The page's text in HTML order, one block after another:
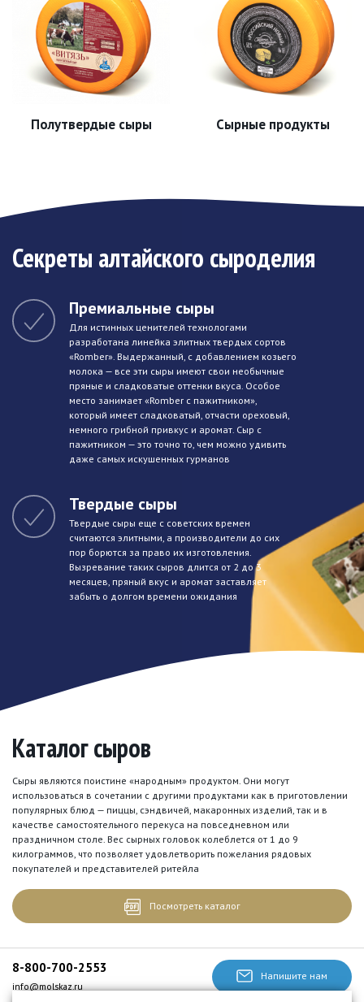
Полутвердые сыры Сырные продукты
Секреты алтайского сыроделия
Премиальные сыры
Для истинных ценителей технологами
разработана линейка элитных твердых сортов
«Romber». Выдержанный, с добавлением козьего
молока — все эти сыры имеют свои необычные
пряные и сладковатые оттенки вкуса. Особое
место занимает «Romber с пажитником»,
который имеет сладковатый, отчасти ореховый,
немного грибной привкус и аромат. Сыр с
пажитником — это точно то, чем можно удивить
даже самых искушенных гурманов
Твердые сыры
Твердые сыры еще с советских времен
считаются элитными, а производители до сих
пор борются за право их изготовления.
Вызревание таких сыров длится от 2 до 3
месяцев, пряный вкус и аромат заставляет
забыть о долгом времени ожидания
Каталог сыров
Сыры являются поистине «народным» продуктом. Они могут
использоваться в сочетании с другими продуктами как в приготовлении
популярных блюд — пиццы, сэндвичей, макаронных изделий, так и в
качестве самостоятельного перекуса на повседневном или
праздничном столе. Вес сырных головок колеблется от 1 до 9
килограммов, что позволяет удовлетворить пожелания рядовых
покупателей и представителей ритейла
Посмотреть каталог
8-800-700-2553
info@molskaz.ru
Напишите нам